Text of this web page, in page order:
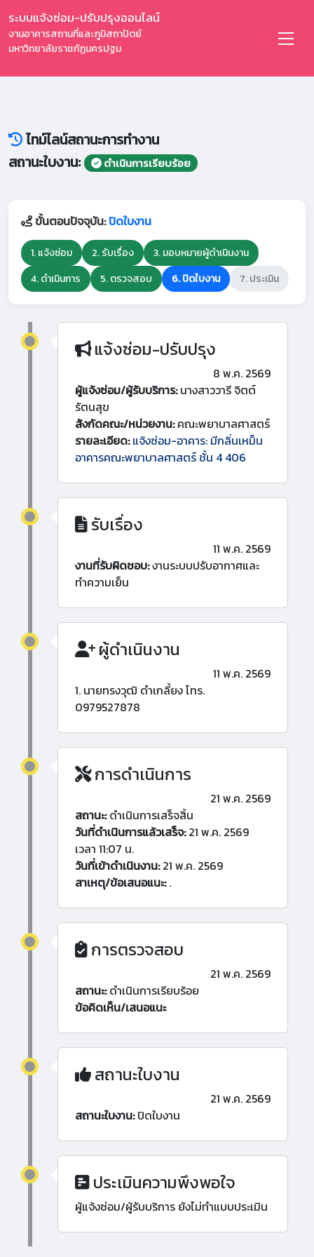
ระบบแจ้งซ่อม-ปรับปรุงออนไลน์
งานอาคารสถานที่และภูมิสถาปัตย์
มหาวิทยาลัยราชภัฏนครปฐม
ไทม์ไลน์สถานะการทำงาน
สถานะใบงาน:
ดำเนินการเรียบร้อย
ขั้นตอนปัจจุบัน:ปิดใบงาน
1. แจ้งซ่อม 2. รับเรื่อง
3. มอบหมายผู้ดำเนินงาน
4. ดำเนินการ
5. ตรวจสอบ 6. ปิดใบงาน 7. ประเมิน
แจ้งซ่อม-ปรับปรุง
8 พ.ค. 2569
ผู้แจ้งซ่อม/ผู้รับบริการ:นางสาววารี จิตต์
รัตนสุข
สังกัดคณะ/หน่วยงาน:คณะพยาบาลศาสตร์
รายละเอียด: แจ้งซ่อม-อาคาร: มีกลิ่นเหม็น
อาคารคณะพยาบาลศาสตร์ ชั้น 4 406
รับเรื่อง
11 พ.ค. 2569
งานที่รับผิดชอบ:งานระบบปรับอากาศและ
ทำความเย็น
ผู้ดำเนินงาน
11 พ.ค. 2569
1. นายทรงวุฒิ ดำเกลี้ยง โทร.
0979527878
การดำเนินการ
21 พ.ค. 2569
สถานะ:ดำเนินการเสร็จสิ้น
วันที่ดำเนินการแล้วเสร็จ:21 พ.ค. 2569
เวลา 11:07 น.
วันที่เข้าดำเนินงาน:21 พ.ค. 2569
สาเหตุ/ข้อเสนอแนะ:.
การตรวจสอบ
21 พ.ค. 2569
สถานะ:ดำเนินการเรียบร้อย
ข้อคิดเห็น/เสนอแนะ
สถานะใบงาน
21 พ.ค. 2569
สถานะใบงาน:ปิดใบงาน
ประเมินความพึงพอใจ
ผู้แจ้งซ่อม/ผู้รับบริการ ยังไม่ทำแบบประเมิน